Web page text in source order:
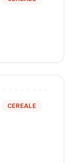
CEREALE